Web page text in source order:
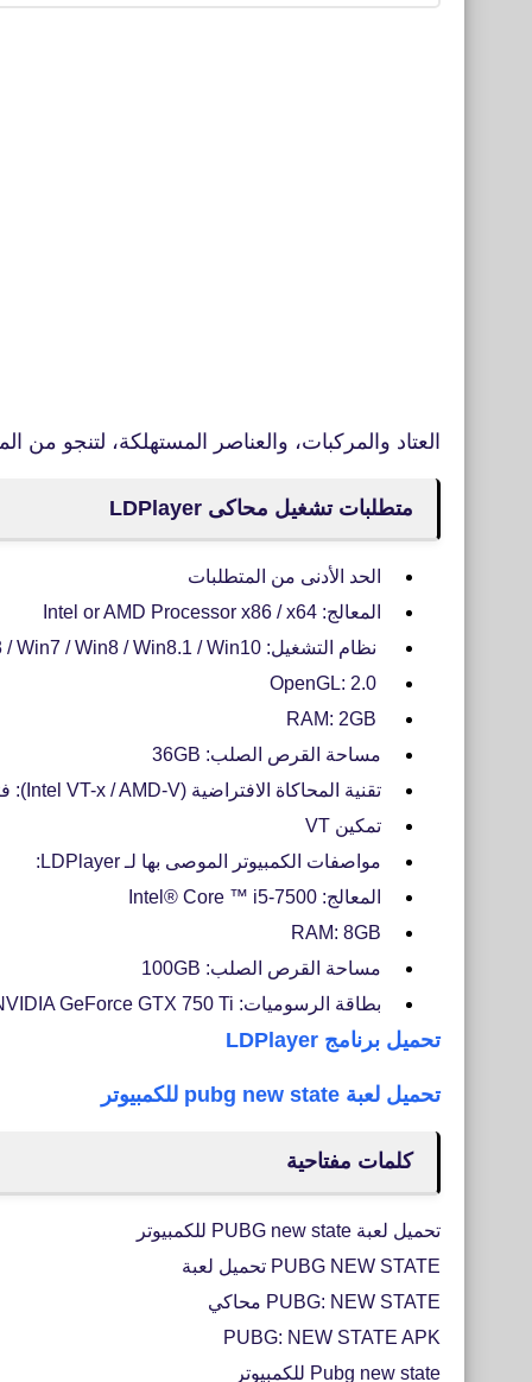
العتاد والمركبات، والعناصر المستهلكة، لتنجو من
متطلبات تشغيل محاكى LDPlayer
الحد الأدنى من المتطلبات
المعالج: Intel or AMD Processor x86 / x64
نظام التشغيل: Windows XP XP3 / Win7 / Win8 / Win8.1 / Win10
مساحة القرص الصلب: 36GB
تقنية المحاكاة الافتراضية (Intel VT-x / AMD-V): فتح
تمكين VT
مواصفات الكمبيوتر الموصى بها لـ LDPlayer:
المعالج: Intel® Core ™ i5-7500
RAM: 8GB
مساحة القرص الصلب: 100GB
بطاقة الرسوميات: NVIDIA GeForce GTX 750 Ti
تحميل برنامج LDPlayer
تحميل لعبة pubg new state للكمبيوتر
كلمات مفتاحية
تحميل لعبة PUBG new state للكمبيوتر
PUBG NEW STATE تحميل لعبة
PUBG: NEW STATE محاكي
PUBG: NEW STATE APK
Pubg new state للكمبيوتر